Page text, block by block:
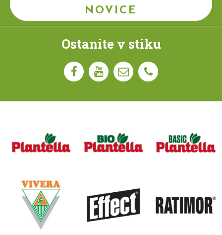
NOVICE
Ostanite v stiku